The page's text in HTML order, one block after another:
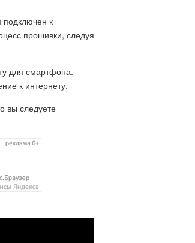
к
прошивки, следуя
для смартфона.
к интернету.
вы следуете